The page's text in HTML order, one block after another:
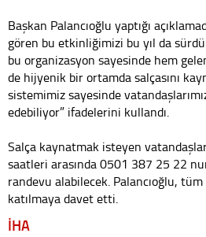
Başkan Palancıoğlu yaptığı
gören bu etkinliğimizi bu yıl da
bu organizasyon sayesinde hem
de hijyenik bir ortamda salçasını
sistemimiz sayesinde
edebiliyor” ifadelerini kullandı.
Salça kaynatmak isteyen
saatleri arasında 0501 387 25 22
randevu alabilecek. Palancıoğlu,
katılmaya davet etti.
İHA